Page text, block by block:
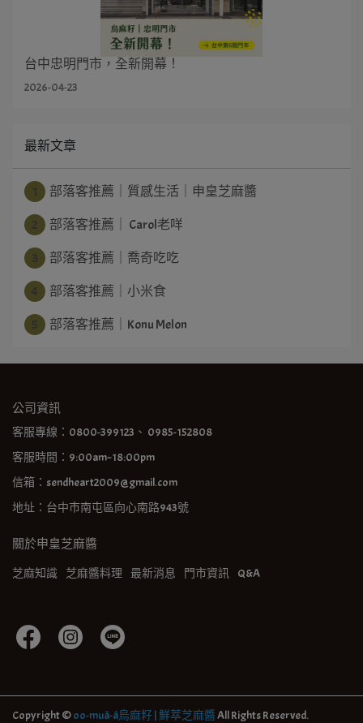
台中忠明門市，全新開幕！
2026-04-23
最新文章
部落客推薦｜質感生活｜申皇芝麻醬
部落客推薦｜ Carol老咩
部落客推薦｜喬奇吃吃
部落客推薦｜小米食
部落客推薦｜Konu Melon
公司資訊
客服專線：0800-399123、 0985-152808
客服時間：9:00am~18:00pm
信箱：sendheart2009@gmail.com
地址：台中市南屯區向心南路943號
關於申皇芝麻醬
芝麻知識 芝麻醬料理 最新消息 門市資訊 Q&A
Copyright ©oo-muâ-á烏麻籽 | 鮮萃芝麻醬All Rights Reserved.